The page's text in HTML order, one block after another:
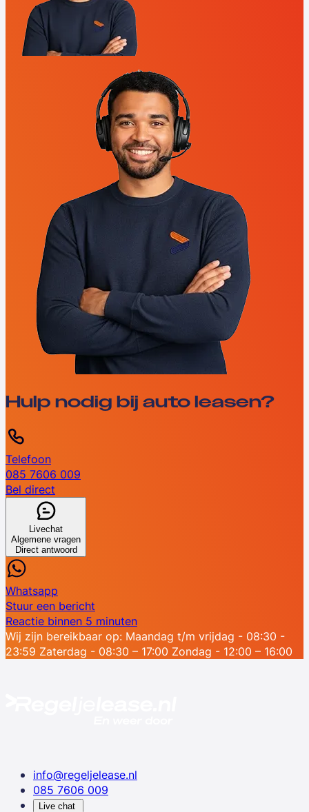
Hulp nodig bij auto leasen?
Telefoon
085 7606 009
Bel direct
Livechat
Algemene vragen
Direct antwoord
Whatsapp
Stuur een bericht
Reactie binnen 5 minuten
Wij zijn bereikbaar op: Maandag t/m vrijdag - 08:30 -
23:59 Zaterdag - 08:30 – 17:00 Zondag - 12:00 – 16:00
info@regeljelease.nl
085 7606 009
Live chat